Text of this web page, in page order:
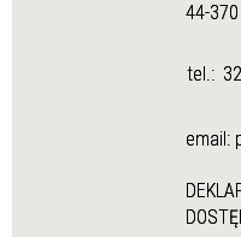
44-
tel.:
email: